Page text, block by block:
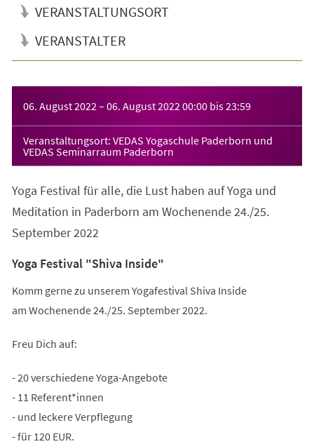
VERANSTALTUNGSORT
VERANSTALTER
06. August 2022 – 06. August 2022 00:00 bis23:59
Veranstaltungsort: VEDAS Yogaschule Paderborn und
VEDAS Seminarraum Paderborn
Yoga Festival für alle, die Lust haben auf Yoga und
Meditation in Paderborn am Wochenende 24./25.
September 2022
Yoga Festival "Shiva Inside"
Komm gerne zu unserem Yogafestival Shiva Inside
am Wochenende 24./25. September 2022.
Freu Dich auf:
- 20 verschiedene Yoga-Angebote
- 11 Referent*innen
- und leckere Verpflegung
- für 120 EUR.